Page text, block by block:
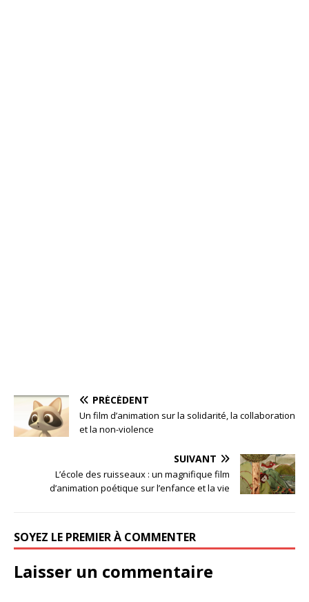
PRÉCÉDENT
Un film d’animation sur la solidarité, la collaboration
et la non-violence
SUIVANT
L’école des ruisseaux : un magnifique film
d’animation poétique sur l’enfance et la vie
SOYEZ LE PREMIER À COMMENTER
Laisser un commentaire